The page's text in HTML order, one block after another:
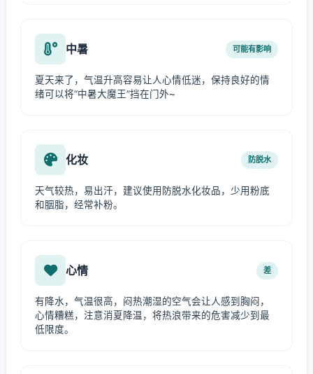
中暑 可能有影响
夏天来了，气温升高容易让人心情低迷，保持良好的情
绪可以将“中暑大魔王”挡在门外~
化妆 防脱水
天气较热，易出汗，建议使用防脱水化妆品，少用粉底
和胭脂，经常补粉。
心情 差
有降水，气温很高，闷热潮湿的空气会让人感到胸闷，
心情糟糕，注意消夏降温，将热浪带来的危害减少到最
低限度。